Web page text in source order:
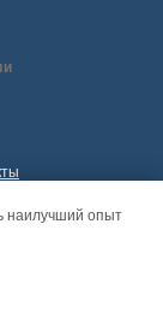
наилучший опыт
данных